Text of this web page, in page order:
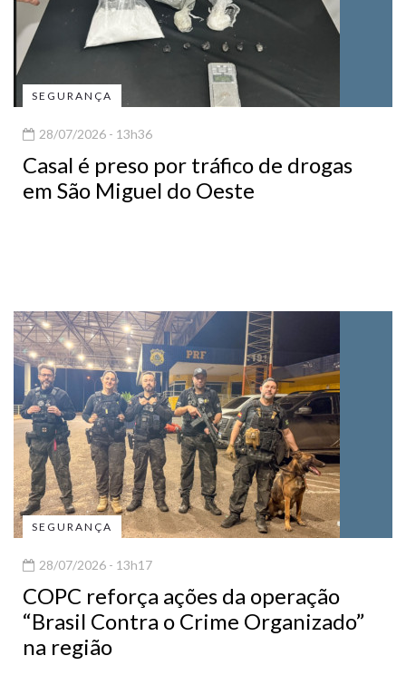
SEGURANÇA
28/07/2026 - 13h36
Casal é preso por tráfico de drogas
em São Miguel do Oeste
SEGURANÇA
28/07/2026 - 13h17
COPC reforça ações da operação
“Brasil Contra o Crime Organizado”
na região